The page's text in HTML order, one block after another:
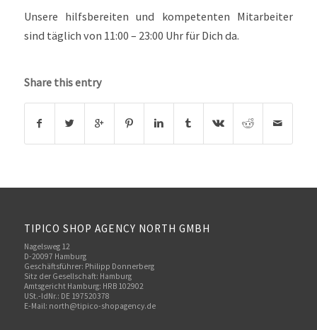
Unsere hilfsbereiten und kompetenten Mitarbeiter
sind täglich von 11:00 – 23:00 Uhr für Dich da.
Share this entry
TIPICO SHOP AGENCY NORTH GMBH
Nagelsweg 12
D-20097 Hamburg
Geschäftsführer: Philipp Donnerberg
Sitz der Gesellschaft: Hamburg
Amtsgericht Hamburg: HRB 102902
USt.-IdNr.: DE 197520378
E-Mail: north@tipico-shopagency.de